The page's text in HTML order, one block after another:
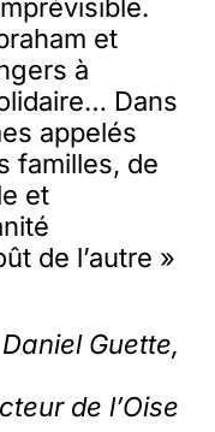
et
à
Dans
appelés
familles, de
et
de l’autre »
Daniel Guette,
de l’Oise